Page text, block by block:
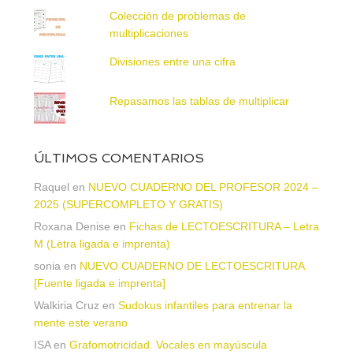
Colección de problemas de
multiplicaciones
Divisiones entre una cifra
Repasamos las tablas de multiplicar
ÚLTIMOS COMENTARIOS
Raquel en NUEVO CUADERNO DEL PROFESOR 2024 –
2025 (SUPERCOMPLETO Y GRATIS)
Roxana Denise en Fichas de LECTOESCRITURA – Letra
M (Letra ligada e imprenta)
sonia en NUEVO CUADERNO DE LECTOESCRITURA
[Fuente ligada e imprenta]
Walkiria Cruz en Sudokus infantiles para entrenar la
mente este verano
ISAen Grafomotricidad. Vocales en mayúscula